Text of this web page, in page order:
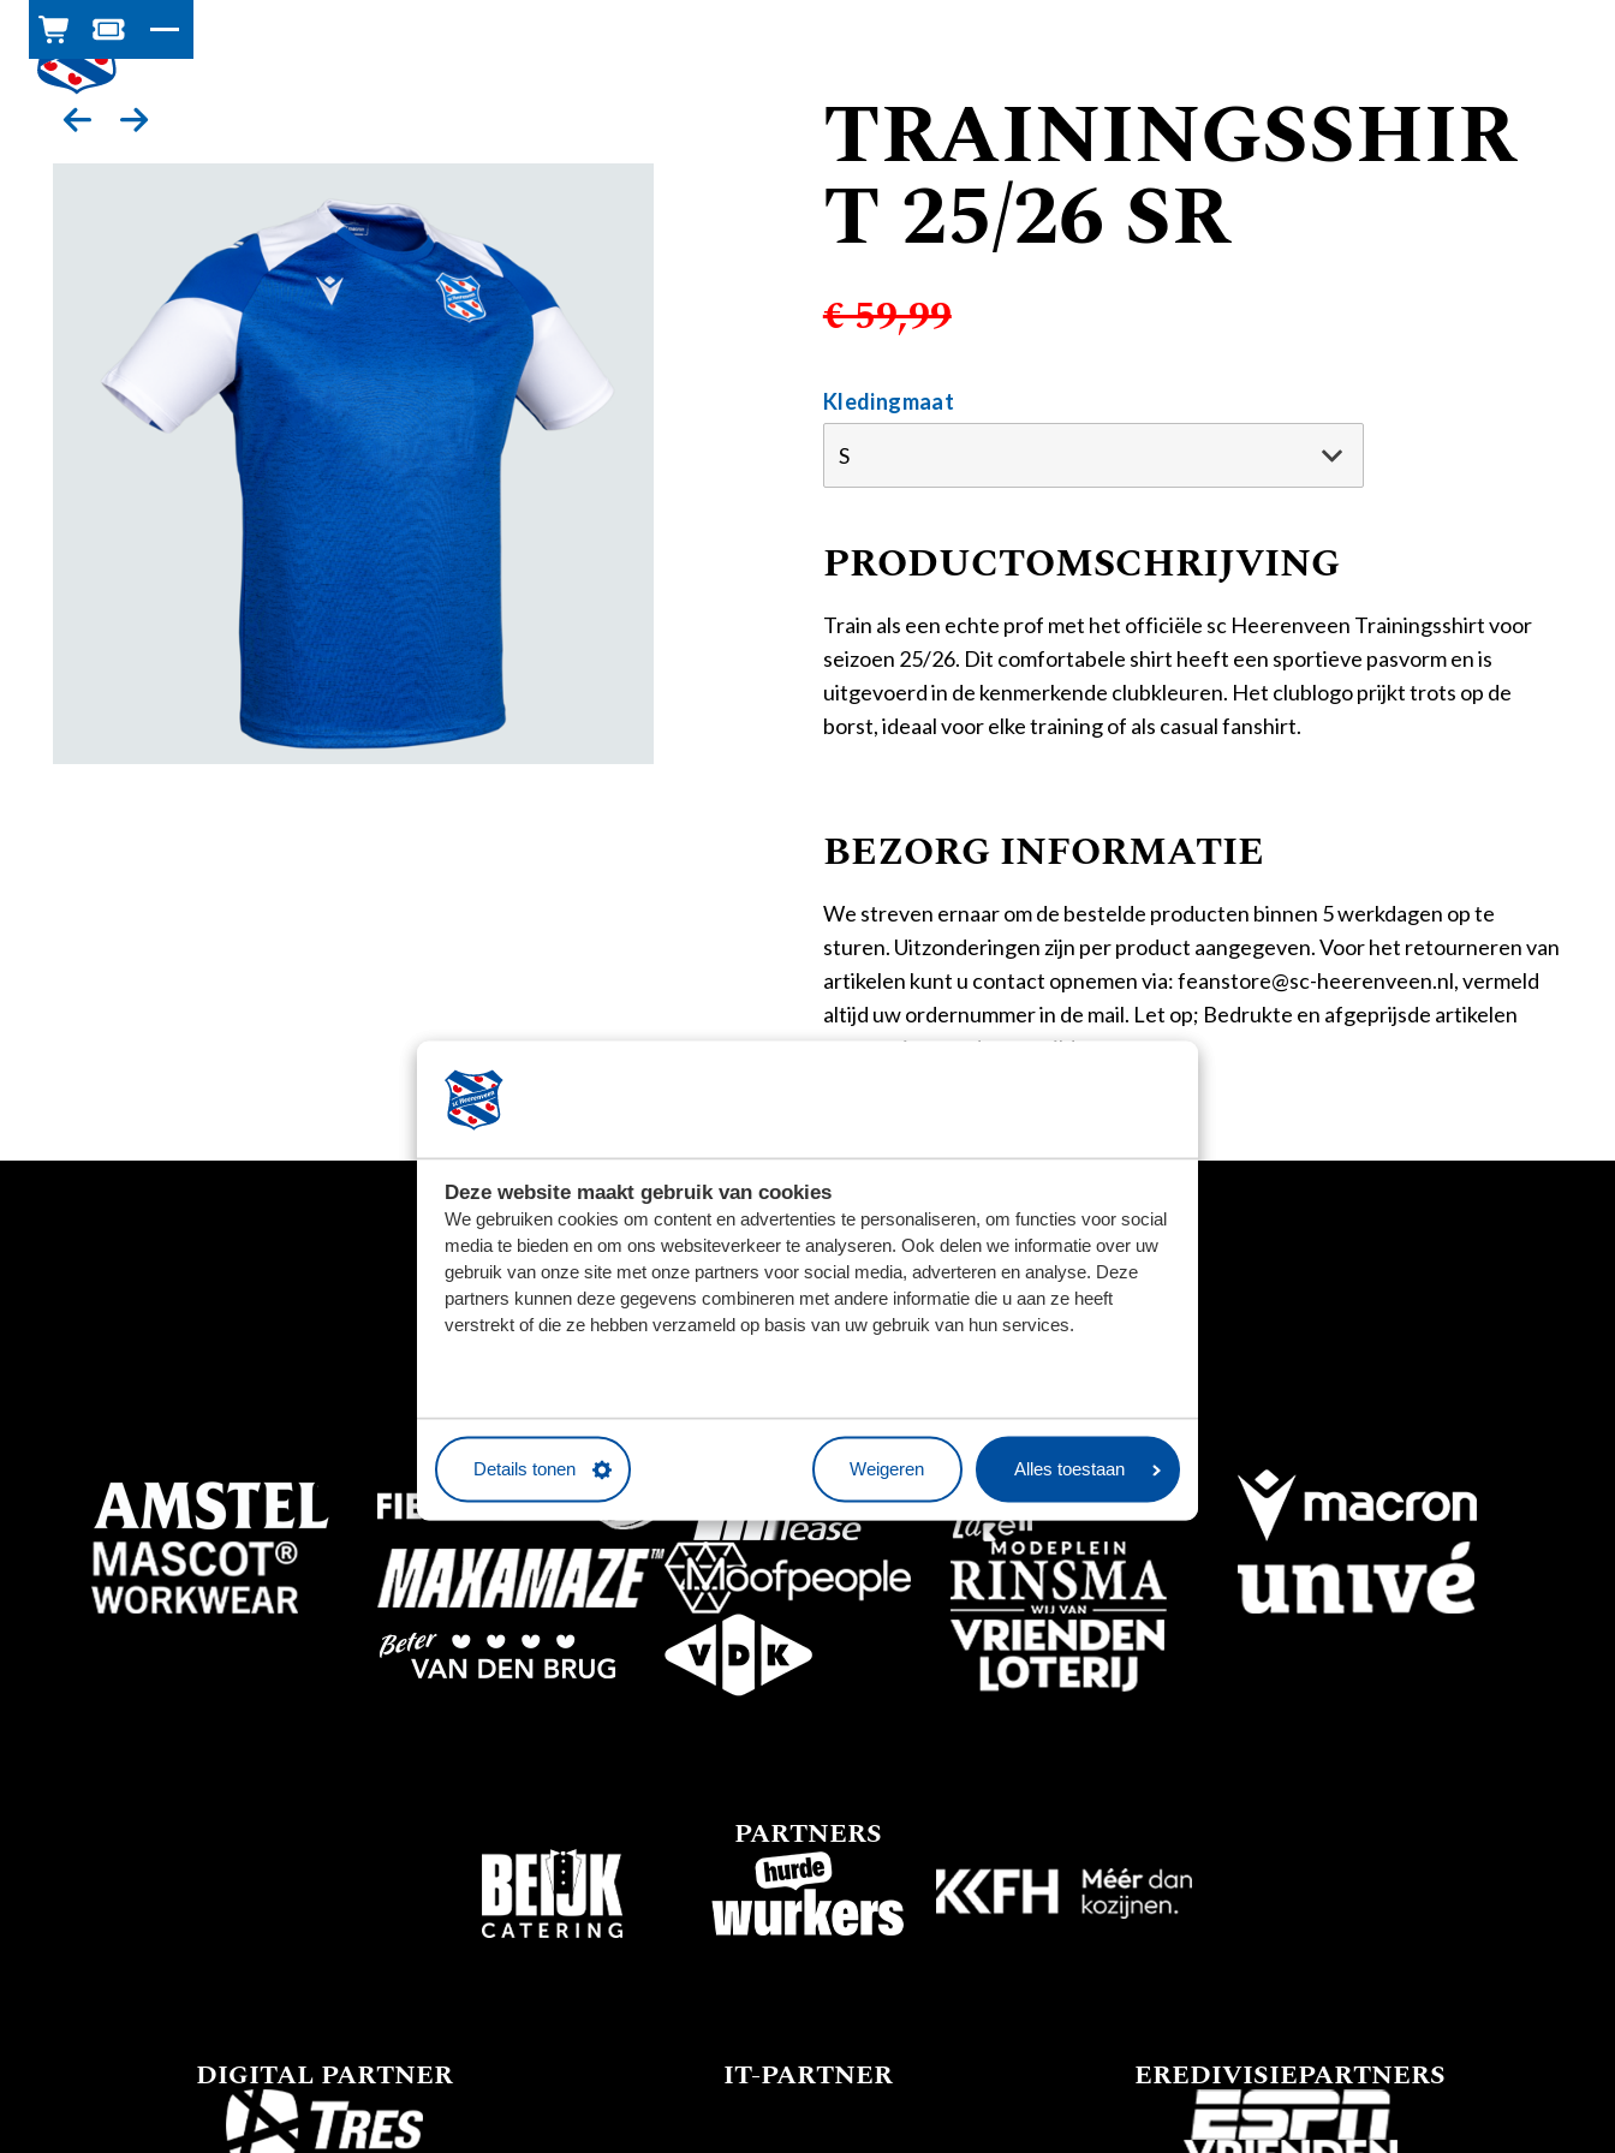
Deze website maakt gebruik van cookies
We gebruiken cookies om content en advertenties te personaliseren, om functies voor social
media te bieden en om ons websiteverkeer te analyseren. Ook delen we informatie over uw
gebruik van onze site met onze partners voor social media, adverteren en analyse. Deze
partners kunnen deze gegevens combineren met andere informatie die u aan ze heeft
verstrekt of die ze hebben verzameld op basis van uw gebruik van hun services.
Details tonen Weigeren Alles toestaan
WINKELWAGEN
TICKETSHOP
TRAININGSSHIR
T 25/26 SR
€ 59,99
Kledingmaat
PRODUCTOMSCHRIJVING
Train als een echte prof met het officiële sc Heerenveen Trainingsshirt voor
seizoen 25/26. Dit comfortabele shirt heeft een sportieve pasvorm en is
uitgevoerd in de kenmerkende clubkleuren. Het clublogo prijkt trots op de
borst, ideaal voor elke training of als casual fanshirt.
BEZORG INFORMATIE
We streven ernaar om de bestelde producten binnen 5 werkdagen op te
sturen. Uitzonderingen zijn per product aangegeven. Voor het retourneren van
artikelen kunt u contact opnemen via: feanstore@sc-heerenveen.nl, vermeld
altijd uw ordernummer in de mail. Let op; Bedrukte en afgeprijsde artikelen
mogen niet worden geruild.
HOOFDSPONSOR
BUSINESSPARTNERS
PARTNERS
DIGITAL PARTNER IT-PARTNER EREDIVISIEPARTNERS